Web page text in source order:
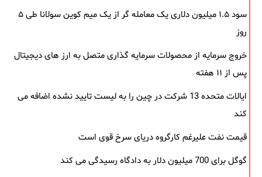
سود ۱.۵ میلیون دلاری یک معامله ‌گر از یک میم‌ کوین سولانا طی ۵
روز
خروج سرمایه از محصولات سرمایه ‌گذاری متصل به ارز های دیجیتال
پس از ۱۱ هفته
ایالات متحده 13 شرکت در چین را به لیست تایید نشده اضافه می
کند
قیمت نفت علیرغم کارگروه دریای سرخ قوی است
گوگل برای 700 میلیون دلار به دادگاه رسیدگی می کند